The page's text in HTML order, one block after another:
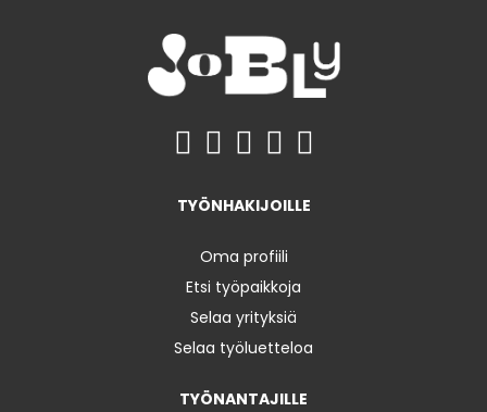
TYÖNHAKIJOILLE
Oma profiili
Etsi työpaikkoja
Selaa yrityksiä
Selaa työluetteloa
TYÖNANTAJILLE